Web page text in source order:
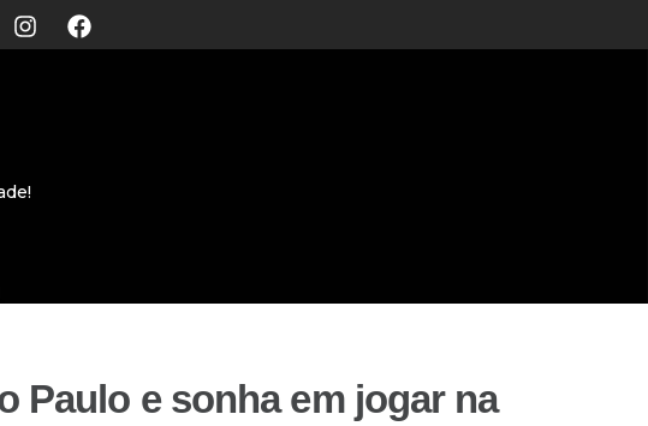
Paulo e sonha em jogar na